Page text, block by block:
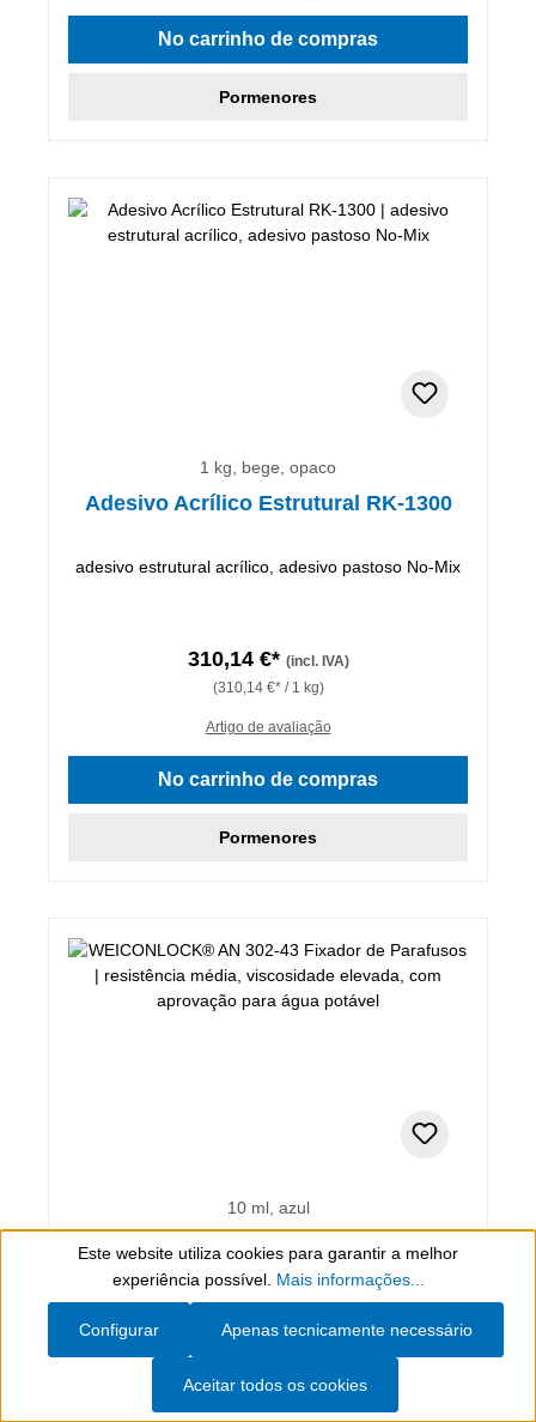
No carrinho de compras
Pormenores
1 kg, bege, opaco
Adesivo Acrílico Estrutural RK-1300
adesivo estrutural acrílico, adesivo pastoso No-Mix
310,14 €* (incl. IVA)
(310,14 €* / 1 kg)
Artigo de avaliação
No carrinho de compras
Pormenores
10 ml, azul
WEICONLOCK® AN 302-43 Fixador de
Parafusos
resistência média, viscosidade elevada, com
aprovação para água potável
16,20 €*
Show toolbar
Este website utiliza cookies para garantir a melhor
experiência possível. Mais informações...
Apenas tecnicamente necessário
Configurar
Aceitar todos os cookies